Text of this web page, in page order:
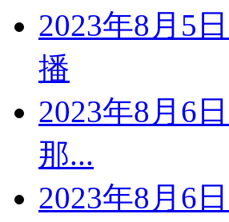
2023年8月5
播
2023年8月6
那...
2023年8月6